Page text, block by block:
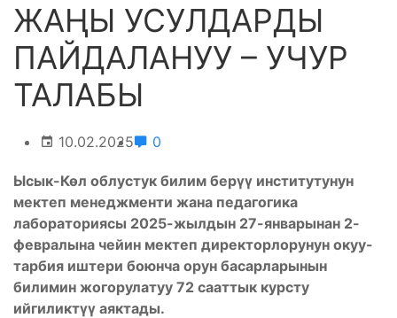
ЖАҢЫ УСУЛДАРДЫ
ПАЙДАЛАНУУ – УЧУР
ТАЛАБЫ
10.02.2025 0
Ысык-Көл облустук билим берүү институтунун
мектеп менеджменти жана педагогика
лабораториясы 2025-жылдын 27-январынан 2-
февралына чейин мектеп директорлорунун окуу-
тарбия иштери боюнча орун басарларынын
билимин жогорулатуу 72 сааттык курсту
ийгиликтүү аяктады.